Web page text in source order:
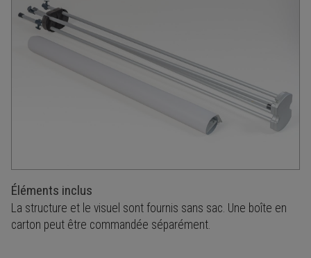
Éléments inclus
La structure et le visuel sont fournis sans sac. Une boîte en
carton peut être commandée séparément.